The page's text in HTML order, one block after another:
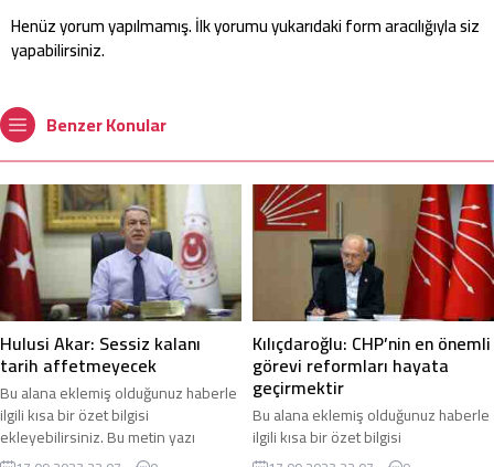
Henüz yorum yapılmamış. İlk yorumu yukarıdaki form aracılığıyla siz
yapabilirsiniz.
Benzer Konular
Hulusi Akar: Sessiz kalanı
tarih affetmeyecek
Bu alana eklemiş olduğunuz haberle
ilgili kısa bir özet bilgisi
ekleyebilirsiniz. Bu metin yazı
düzenleme sayfasında “Özet”
Kılıçdaroğlu: CHP’nin en önemli
görevi reformları hayata
geçirmektir
Bu alana eklemiş olduğunuz haberle
ilgili kısa bir özet bilgisi
ekleyebilirsiniz. Bu metin yazı